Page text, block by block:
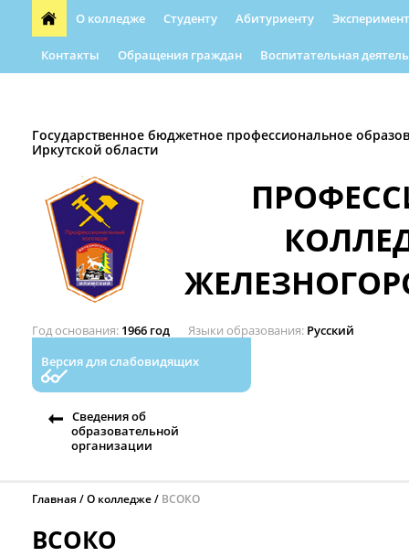
О колледже Студенту Абитуриенту
Контакты Обращения граждан Воспитательная
Государственное бюджетное профессиональное
Иркутской области
Год основания 1966 год Языки образования Русский
Версия для слабовидящих
Сведения об
образовательной
организации
Главная О колледже ВСОКО
ВСОКО